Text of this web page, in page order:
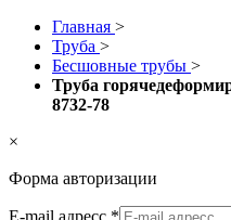
Главная >
Труба >
Бесшовные трубы >
Труба
8732-78
×
Форма авторизации
E-mail адресс *